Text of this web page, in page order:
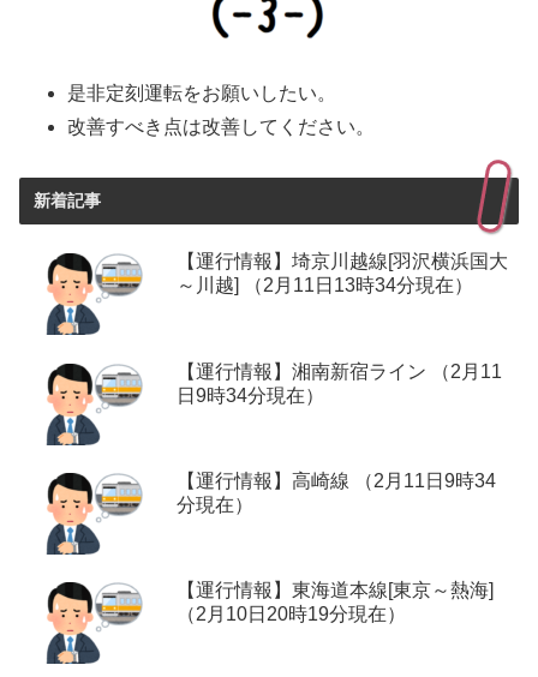
是非定刻運転をお願いしたい。
改善すべき点は改善してください。
新着記事
【運行情報】埼京川越線[羽沢横浜国大
～川越] （2月11日13時34分現在）
【運行情報】湘南新宿ライン （2月11
日9時34分現在）
【運行情報】高崎線 （2月11日9時34
分現在）
【運行情報】東海道本線[東京～熱海]
（2月10日20時19分現在）